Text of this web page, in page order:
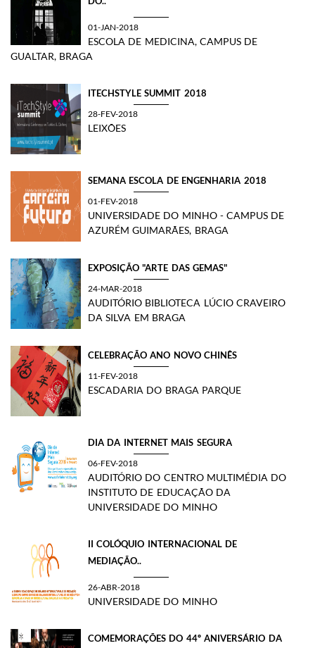
01-JAN-2018
ESCOLA DE MEDICINA, CAMPUS DE
GUALTAR, BRAGA
ITECHSTYLE SUMMIT 2018
28-FEV-2018
LEIXÕES
SEMANA ESCOLA DE ENGENHARIA 2018
01-FEV-2018
UNIVERSIDADE DO MINHO - CAMPUS DE
AZURÉM GUIMARÃES, BRAGA
EXPOSIÇÃO "ARTE DAS GEMAS"
24-MAR-2018
AUDITÓRIO BIBLIOTECA LÚCIO CRAVEIRO
DA SILVA EM BRAGA
CELEBRAÇÃO ANO NOVO CHINÊS
11-FEV-2018
ESCADARIA DO BRAGA PARQUE
DIA DA INTERNET MAIS SEGURA
06-FEV-2018
AUDITÓRIO DO CENTRO MULTIMÉDIA DO
INSTITUTO DE EDUCAÇÃO DA
UNIVERSIDADE DO MINHO
II COLÓQUIO INTERNACIONAL DE
MEDIAÇÃO..
26-ABR-2018
UNIVERSIDADE DO MINHO
COMEMORAÇÕES DO 44º ANIVERSÁRIO DA